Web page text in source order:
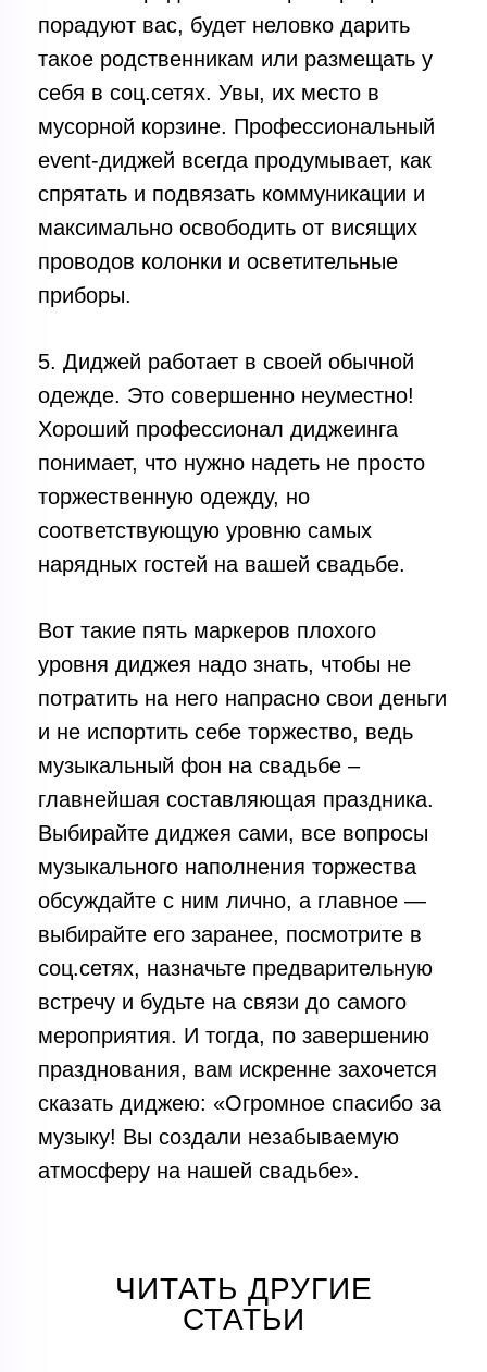
порадуют вас, будет неловко дарить
такое родственникам или размещать у
себя в соц.сетях. Увы, их место в
мусорной корзине. Профессиональный
event-диджей всегда продумывает, как
спрятать и подвязать коммуникации и
максимально освободить от висящих
проводов колонки и осветительные
приборы.
5. Диджей работает в своей обычной
одежде. Это совершенно неуместно!
Хороший профессионал диджеинга
понимает, что нужно надеть не просто
торжественную одежду, но
соответствующую уровню самых
нарядных гостей на вашей свадьбе.
Вот такие пять маркеров плохого
уровня диджея надо знать, чтобы не
потратить на него напрасно свои деньги
и не испортить себе торжество, ведь
музыкальный фон на свадьбе –
главнейшая составляющая праздника.
Выбирайте диджея сами, все вопросы
музыкального наполнения торжества
обсуждайте с ним лично, а главное —
выбирайте его заранее, посмотрите в
соц.сетях, назначьте предварительную
встречу и будьте на связи до самого
мероприятия. И тогда, по завершению
празднования, вам искренне захочется
сказать диджею: «Огромное спасибо за
музыку! Вы создали незабываемую
атмосферу на нашей свадьбе».
ЧИТАТЬ ДРУГИЕ
СТАТЬИ